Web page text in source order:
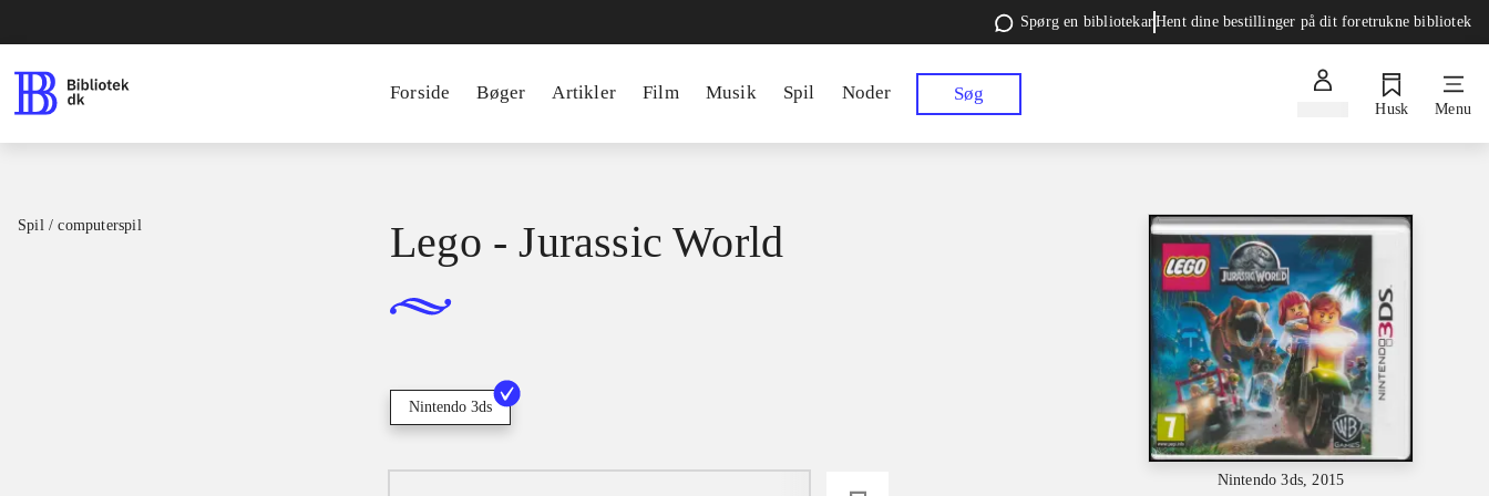
Spørg en bibliotekarHent dine bestillinger på dit foretrukne bibliotek
Forside Bøger Artikler Film Musik Spil Noder Søg
Husk Menu
Spil / computerspil
Nintendo 3ds, 2015
Lego - Jurassic World
Nintendo 3ds